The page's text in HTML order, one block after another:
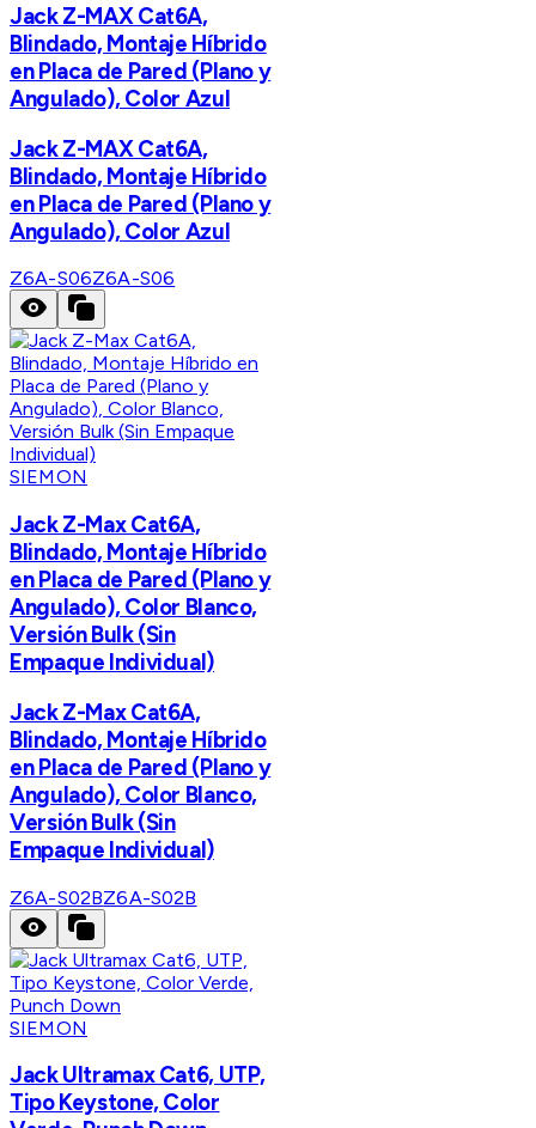
Jack Z-MAX Cat6A,
Blindado, Montaje Híbrido
en Placa de Pared (Plano y
Angulado), Color Azul
Jack Z-MAX Cat6A,
Blindado, Montaje Híbrido
en Placa de Pared (Plano y
Angulado), Color Azul
Z6A-S06Z6A-S06
SIEMON
Jack Z-Max Cat6A,
Blindado, Montaje Híbrido
en Placa de Pared (Plano y
Angulado), Color Blanco,
Versión Bulk (Sin
Empaque Individual)
Jack Z-Max Cat6A,
Blindado, Montaje Híbrido
en Placa de Pared (Plano y
Angulado), Color Blanco,
Versión Bulk (Sin
Empaque Individual)
Z6A-S02BZ6A-S02B
SIEMON
Jack Ultramax Cat6, UTP,
Tipo Keystone, Color